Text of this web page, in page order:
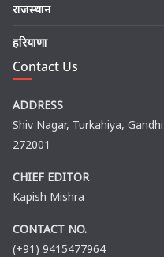
राजस्थान
हरियाणा
Contact Us
ADDRESS
Shiv Nagar, Turkahiya,
272001
CHIEF EDITOR
Kapish Mishra
CONTACT NO.
(+91) 9415477964